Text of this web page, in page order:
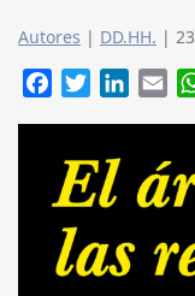
Autores | DD.HH. |
FacebookTwitter